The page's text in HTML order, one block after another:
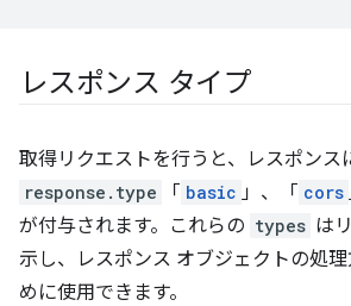
レスポンス タイプ
取得リクエストを行うと、レスポンス
response.type 「 basic 」、「 cors
が付与されます。これらの types は
示し、レスポンス オブジェクトの処
めに使用できます。